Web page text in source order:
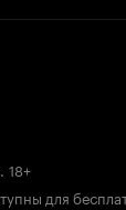
. 18+
для